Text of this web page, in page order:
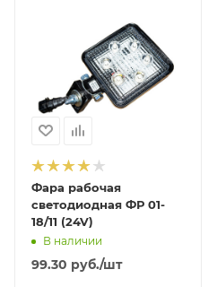
Фара рабочая
светодиодная ФР 01-
18/11 (24V)
В наличии
99.30 руб./шт